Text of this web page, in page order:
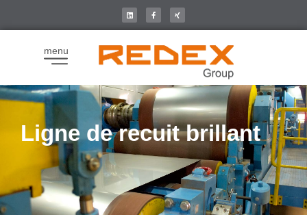
menu
Ligne de recuit brillant